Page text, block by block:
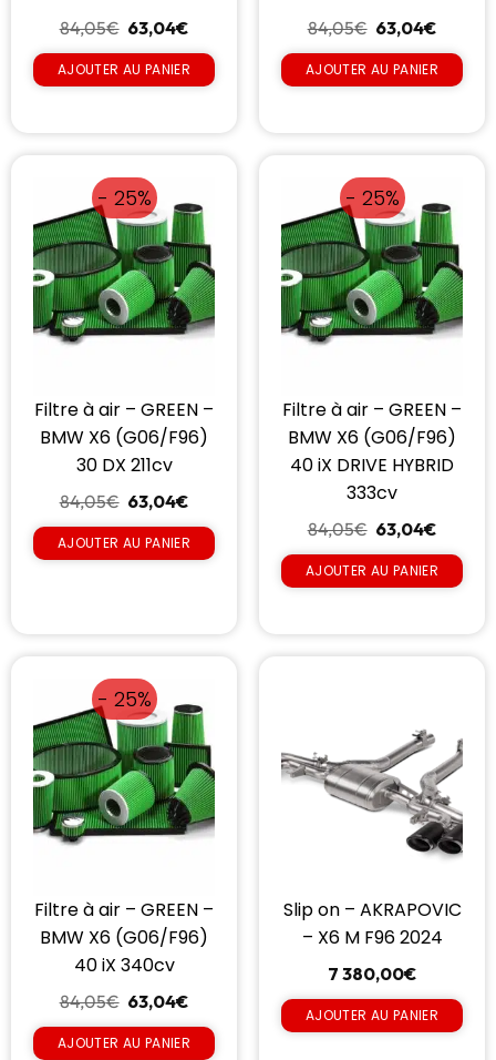
84,05€ 63,04€
AJOUTER AU PANIER
84,05€ 63,04€
AJOUTER AU PANIER
- 25%
Filtre à air – GREEN –
BMW X6 (G06/F96)
30 DX 211cv
84,05€ 63,04€
AJOUTER AU PANIER
- 25%
Filtre à air – GREEN –
BMW X6 (G06/F96)
40 iX DRIVE HYBRID
333cv
84,05€ 63,04€
AJOUTER AU PANIER
- 25%
Filtre à air – GREEN –
BMW X6 (G06/F96)
40 iX 340cv
84,05€ 63,04€
AJOUTER AU PANIER
Slip on – AKRAPOVIC
– X6 M F96 2024
7 380,00€
AJOUTER AU PANIER